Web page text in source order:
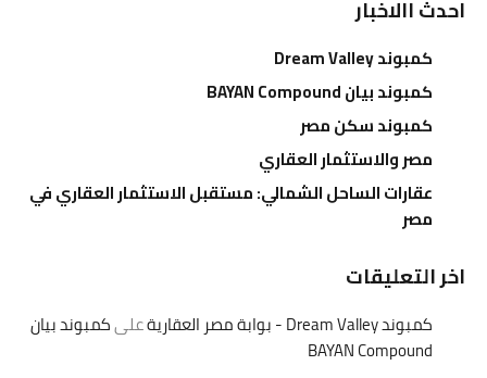
احدث االاخبار
كمبوند Dream Valley
كمبوند بيان BAYAN Compound
كمبوند سكن مصر
مصر والاستثمار العقاري
عقارات الساحل الشمالي: مستقبل الاستثمار العقاري في
مصر
اخر التعليقات
كمبوند Dream Valley - بوابة مصر العقارية علىكمبوند بيان
BAYAN Compound